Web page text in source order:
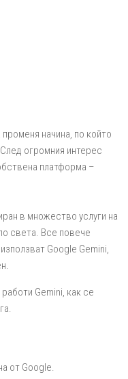
начина, по който
огромния интерес
платформа –
в множество услуги на
света. Все повече
Google Gemini,
Gemini, как се
от Google.